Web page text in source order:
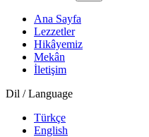
Ana Sayfa
Lezzetler
Hikâyemiz
Mekân
İletişim
Dil / Language
Türkçe
English